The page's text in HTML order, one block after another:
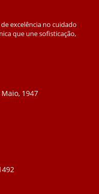
excelência no cuidado
que une sofisticação,
1947